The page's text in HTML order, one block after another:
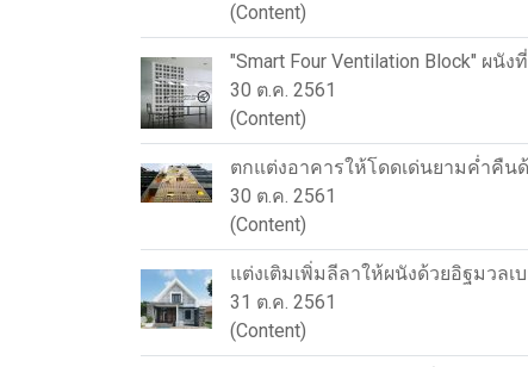
(Content)
"Smart Four Ventilation Block" ผ
30 ต.ค. 2561
(Content)
ตกแต่งอาคารให้โดดเด่นยามค่ำคืน
30 ต.ค. 2561
(Content)
แต่งเติมเพิ่มลีลาให้ผนังด้วยอิฐมวลเ
31 ต.ค. 2561
(Content)